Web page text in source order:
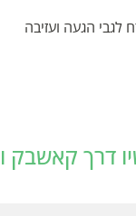
לגבי הגעה ועזיבה
קאשבק